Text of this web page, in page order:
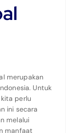
merupakan
Untuk
perlu
ini secara
melalui
manfaat